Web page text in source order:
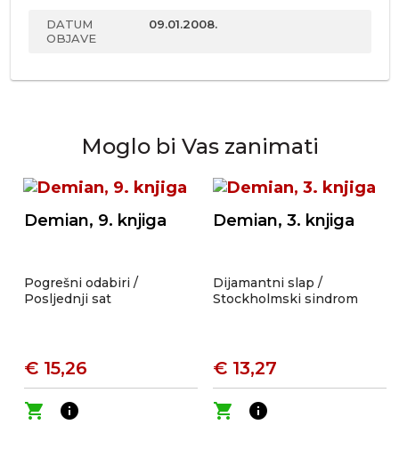
DATUM
OBJAVE
09.01.2008.
Moglo bi Vas zanimati
Demian, 9. knjiga
Pogrešni odabiri /
Posljednji sat
€ 15,26
shopping_cart
info
Demian, 3. knjiga
Dijamantni slap /
Stockholmski sindrom
€ 13,27
shopping_cart
info